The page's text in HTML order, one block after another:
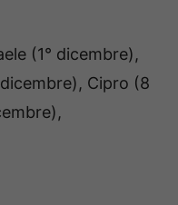
(1° dicembre),
Cipro (8